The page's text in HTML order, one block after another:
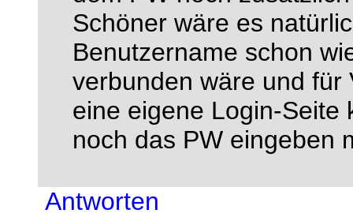
Schöner wäre es
Benutzername schon
verbunden wäre und für
eine eigene Login-Seite
noch das PW eingeben
Antworten